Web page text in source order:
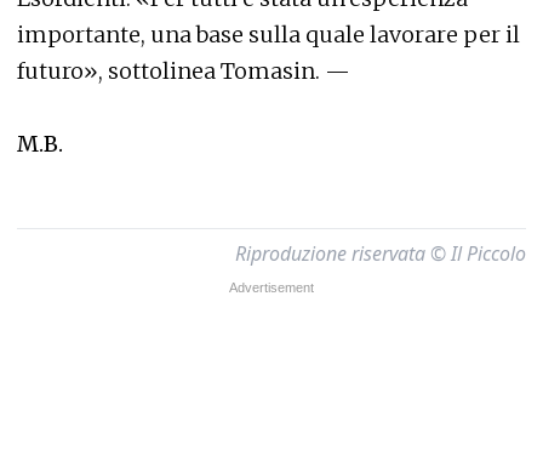
importante, una base sulla quale lavorare per il
futuro», sottolinea Tomasin. —
M.B.
Riproduzione riservata © Il Piccolo